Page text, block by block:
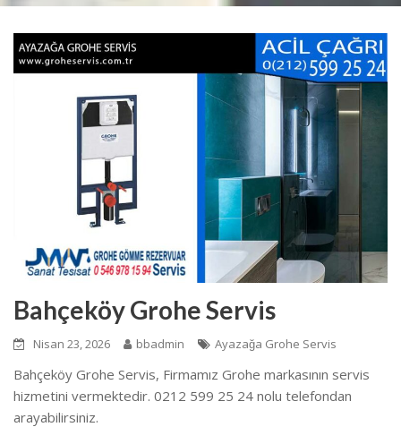
Bahçeköy Grohe Servis
Nisan 23, 2026 bbadmin Ayazağa Grohe Servis
Bahçeköy Grohe Servis, Firmamız Grohe markasının servis
hizmetini vermektedir. 0212 599 25 24 nolu telefondan
arayabilirsiniz.